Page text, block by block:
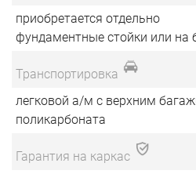
приобретается отдельно
фундаментные стойки или на
Транспортировка
легковой а/м с верхним
поликарбоната
Гарантия на каркас